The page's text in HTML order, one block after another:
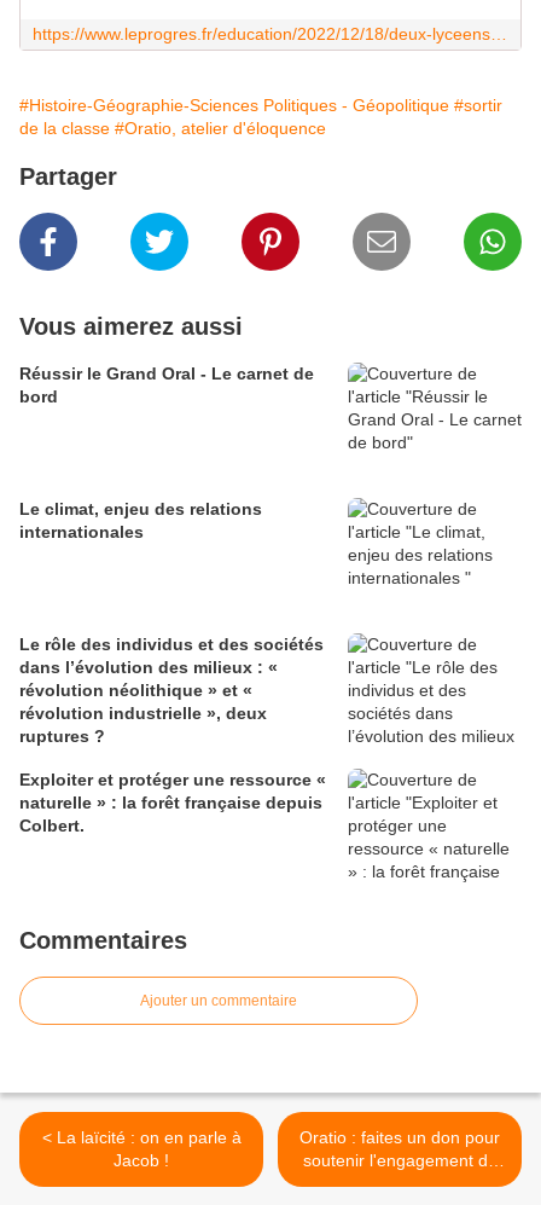
#Histoire-Géographie-Sciences Politiques - Géopolitique #sortir
de la classe #Oratio, atelier d'éloquence
Partager
Vous aimerez aussi
Réussir le Grand Oral - Le carnet de
bord
Le climat, enjeu des relations
internationales
Le rôle des individus et des sociétés
dans l’évolution des milieux : «
révolution néolithique » et «
révolution industrielle », deux
ruptures ?
Exploiter et protéger une ressource «
naturelle » : la forêt française depuis
Colbert.
Commentaires
Ajouter un commentaire
< La laïcité : on en parle à
Jacob !
Oratio : faites un don pour
soutenir l'engagement de
nos élèves ! >